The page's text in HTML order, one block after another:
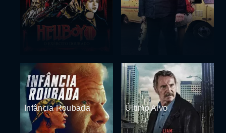
Infância Roubada Último Alvo